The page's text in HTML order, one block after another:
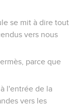
se mit à dire tout
vers nous
parce que
l'entrée de la
vers les